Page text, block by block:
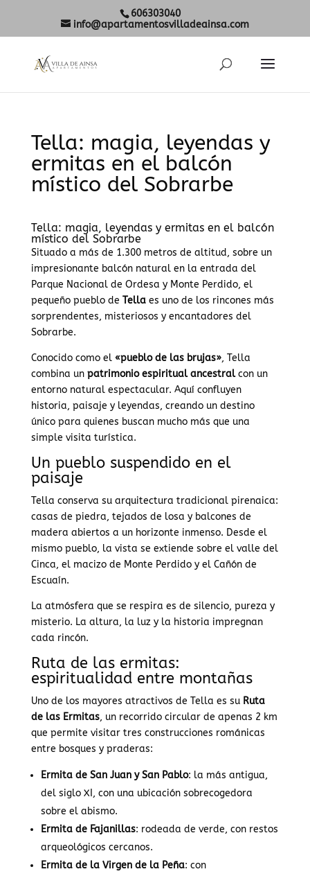
606303040
info@apartamentosvilladeainsa.com
Tella: magia, leyendas y
ermitas en el balcón
místico del Sobrarbe
Tella: magia, leyendas y ermitas en el balcón
místico del Sobrarbe
Situado a más de 1.300 metros de altitud, sobre un
impresionante balcón natural en la entrada del
Parque Nacional de Ordesa y Monte Perdido, el
pequeño pueblo de Tellaes uno de los rincones más
sorprendentes, misteriosos y encantadores del
Sobrarbe.
Conocido como el «pueblo de las brujas», Tella
combina un patrimonio espiritual ancestralcon un
entorno natural espectacular. Aquí confluyen
historia, paisaje y leyendas, creando un destino
único para quienes buscan mucho más que una
simple visita turística.
Un pueblo suspendido en el
paisaje
Tella conserva su arquitectura tradicional pirenaica:
casas de piedra, tejados de losa y balcones de
madera abiertos a un horizonte inmenso. Desde el
mismo pueblo, la vista se extiende sobre el valle del
Cinca, el macizo de Monte Perdido y el Cañón de
Escuaín.
La atmósfera que se respira es de silencio, pureza y
misterio. La altura, la luz y la historia impregnan
cada rincón.
Ruta de las ermitas:
espiritualidad entre montañas
Uno de los mayores atractivos de Tella es su Ruta
de las Ermitas, un recorrido circular de apenas 2 km
que permite visitar tres construcciones románicas
entre bosques y praderas:
Ermita de San Juan y San Pablo: la más antigua,
del siglo XI, con una ubicación sobrecogedora
sobre el abismo.
Ermita de Fajanillas: rodeada de verde, con restos
arqueológicos cercanos.
Ermita de la Virgen de la Peña: con